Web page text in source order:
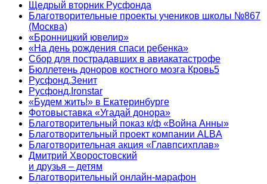
Щедрый вторник Русфонда
Благотворительные проекты учеников школы №867
(Москва)
«Бронницкий ювелир»
«На день рождения спаси ребенка»
Сбор для пострадавших в авиакатастрофе
Бюллетень доноров костного мозга Кровь5
Русфонд.Зенит
Русфонд.Ironstar
«Будем жить!» в Екатеринбурге
Фотовыставка «Угадай донора»
Благотворительный показ к/ф «Война Анны»
Благотворительный проект компании ALBA
Благотворительная акция «Главпсихплав»
Дмитрий Хворостовский
и друзья – детям
Благотворительный онлайн‑марафон